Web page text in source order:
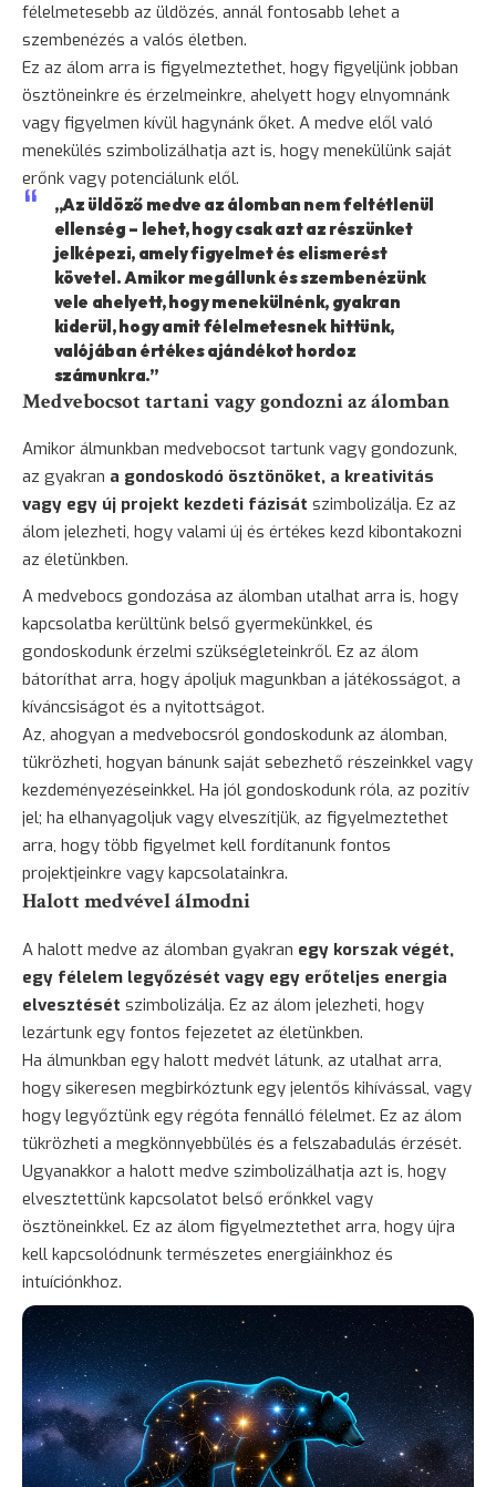
félelmetesebb az üldözés, annál fontosabb lehet a
szembenézés a valós életben.
Ez az álom arra is figyelmeztethet, hogy figyeljünk jobban
ösztöneinkre és érzelmeinkre, ahelyett hogy elnyomnánk
vagy figyelmen kívül hagynánk őket. A medve elől való
menekülés szimbolizálhatja azt is, hogy menekülünk saját
erőnk vagy potenciálunk elől.
„Az üldöző medve az álomban nem feltétlenül
ellenség – lehet, hogy csak azt az részünket
jelképezi, amely figyelmet és elismerést
követel. Amikor megállunk és szembenézünk
vele ahelyett, hogy menekülnénk, gyakran
kiderül, hogy amit félelmetesnek hittünk,
valójában értékes ajándékot hordoz
számunkra.”
Medvebocsot tartani vagy gondozni az álomban
Amikor álmunkban medvebocsot tartunk vagy gondozunk,
az gyakran a gondoskodó ösztönöket, a kreativitás
vagy egy új projekt kezdeti fázisát szimbolizálja. Ez az
álom jelezheti, hogy valami új és értékes kezd kibontakozni
az életünkben.
A medvebocs gondozása az álomban utalhat arra is, hogy
kapcsolatba kerültünk belső gyermekünkkel, és
gondoskodunk érzelmi szükségleteinkről. Ez az álom
bátoríthat arra, hogy ápoljuk magunkban a játékosságot, a
kíváncsiságot és a nyitottságot.
Az, ahogyan a medvebocsról gondoskodunk az álomban,
tükrözheti, hogyan bánunk saját sebezhető részeinkkel vagy
kezdeményezéseinkkel. Ha jól gondoskodunk róla, az pozitív
jel; ha elhanyagoljuk vagy elveszítjük, az figyelmeztethet
arra, hogy több figyelmet kell fordítanunk fontos
projektjeinkre vagy kapcsolatainkra.
Halott medvével álmodni
A halott medve az álomban gyakran egy korszak végét,
egy félelem legyőzését vagy egy erőteljes energia
elvesztését szimbolizálja. Ez az álom jelezheti, hogy
lezártunk egy fontos fejezetet az életünkben.
Ha álmunkban egy halott medvét látunk, az utalhat arra,
hogy sikeresen megbirkóztunk egy jelentős kihívással, vagy
hogy legyőztünk egy régóta fennálló félelmet. Ez az álom
tükrözheti a megkönnyebbülés és a felszabadulás érzését.
Ugyanakkor a halott medve szimbolizálhatja azt is, hogy
elvesztettünk kapcsolatot belső erőnkkel vagy
ösztöneinkkel. Ez az álom figyelmeztethet arra, hogy újra
kell kapcsolódnunk természetes energiáinkhoz és
intuíciónkhoz.